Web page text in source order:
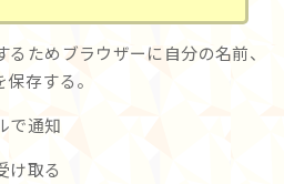
るためブラウザーに自分の名前、
存する。
で通知
け取る